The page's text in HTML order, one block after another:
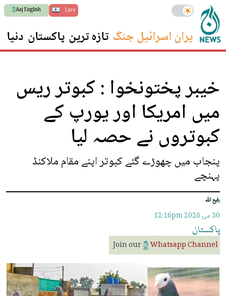
Live
Aaj English
ایران اسرائیل جنگ تازہ ترین پاکستان دنیا
خیبر پختونخوا : کبوتر ریس
میں امریکا اور یورپ کے
کبوتروں نے حصہ لیا
پنجاب میں چھوڑے گئے کبوتر اپنے مقام ملاکنڈ
پہنچے
رفیع اللہ
30 مئ 2026 12:16pm
پاکستان
Join our Whatsapp Channel